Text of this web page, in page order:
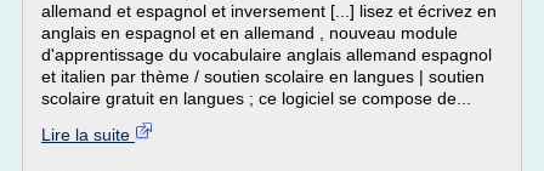
allemand et espagnol et inversement [...] lisez et écrivez en
anglais en espagnol et en allemand , nouveau module
d'apprentissage du vocabulaire anglais allemand espagnol
et italien par thème / soutien scolaire en langues | soutien
scolaire gratuit en langues ; ce logiciel se compose de...
Lire la suite